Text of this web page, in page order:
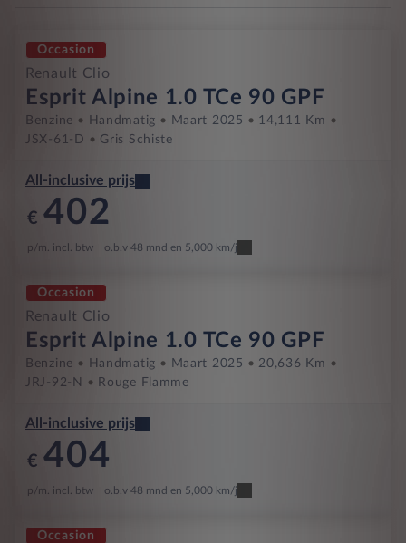
Occasion
Renault Clio
Esprit Alpine 1.0 TCe 90 GPF
Benzine Handmatig Maart 2025
14,111 Km
JSX-61-D
Gris Schiste
All-inclusive prijs
€ 402
p/m. incl. btw o.b.v 48 mnd en 5,000 km/j
Occasion
Renault Clio
Esprit Alpine 1.0 TCe 90 GPF
Benzine Handmatig Maart 2025
20,636 Km
JRJ-92-N
Rouge Flamme
All-inclusive prijs
€ 404
p/m. incl. btw o.b.v 48 mnd en 5,000 km/j
Occasion